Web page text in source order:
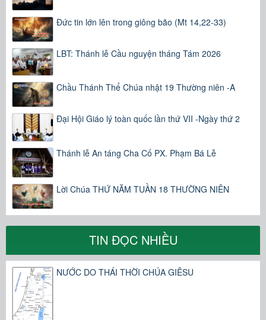
Đức tin lớn lên trong giông bão (Mt 14,22-33)
LBT: Thánh lễ Cầu nguyện tháng Tám 2026
Chầu Thánh Thể Chúa nhật 19 Thường niên -A
Đại Hội Giáo lý toàn quốc lần thứ VII -Ngày thứ 2
Thánh lễ An táng Cha Cố PX. Phạm Bá Lễ
Lời Chúa THỨ NĂM TUẦN 18 THƯỜNG NIÊN
TIN ĐỌC NHIỀU
NƯỚC DO THÁI THỜI CHÚA GIÊSU